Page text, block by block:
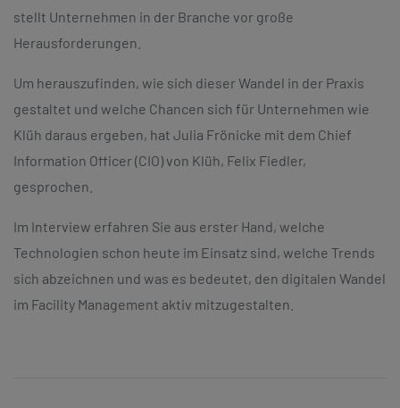
stellt Unternehmen in der Branche vor große
Herausforderungen.
Um herauszufinden, wie sich dieser Wandel in der Praxis
gestaltet und welche Chancen sich für Unternehmen wie
Klüh daraus ergeben, hat Julia Frönicke mit dem Chief
Information Officer (CIO) von Klüh, Felix Fiedler,
gesprochen.
Im Interview erfahren Sie aus erster Hand, welche
Technologien schon heute im Einsatz sind, welche Trends
sich abzeichnen und was es bedeutet, den digitalen Wandel
im Facility Management aktiv mitzugestalten.